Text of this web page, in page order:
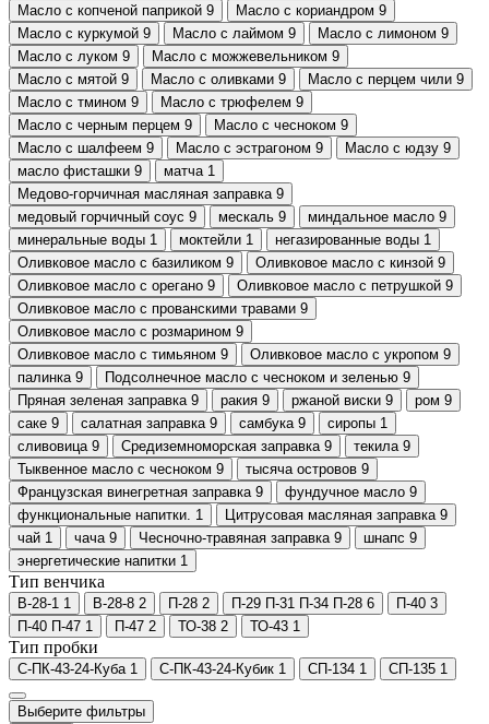
Масло с копченой паприкой 9 Масло с кориандром 9
Масло с куркумой 9 Масло с лаймом 9 Масло с лимоном 9
Масло с луком 9 Масло с можжевельником 9
Масло с мятой 9 Масло с оливками 9 Масло с перцем чили 9
Масло с тмином 9 Масло с трюфелем 9
Масло с черным перцем 9 Масло с чесноком 9
Масло с шалфеем 9 Масло с эстрагоном 9 Масло с юдзу 9
масло фисташки 9 матча 1
Медово-горчичная масляная заправка 9
медовый горчичный соус 9 мескаль 9 миндальное масло 9
минеральные воды 1 моктейли 1 негазированные воды 1
Оливковое масло с базиликом 9 Оливковое масло с кинзой 9
Оливковое масло с орегано 9 Оливковое масло с петрушкой 9
Оливковое масло с прованскими травами 9
Оливковое масло с розмарином 9
Оливковое масло с тимьяном 9 Оливковое масло с укропом 9
палинка 9 Подсолнечное масло с чесноком и зеленью 9
Пряная зеленая заправка 9 ракия 9 ржаной виски 9 ром 9
саке 9 салатная заправка 9 самбука 9 сиропы 1
сливовица 9 Средиземноморская заправка 9 текила 9
Тыквенное масло с чесноком 9 тысяча островов 9
Французская винегретная заправка 9 фундучное масло 9
функциональные напитки. 1 Цитрусовая масляная заправка 9
чай 1 чача 9 Чесночно-травяная заправка 9 шнапс 9
энергетические напитки 1
Тип венчика
В-28-1 1 В-28-8 2 П-28 2 П-29 П-31 П-34 П-28 6 П-40 3
П-40 П-47 1 П-47 2 ТО-38 2 ТО-43 1
Тип пробки
С-ПК-43-24-Куба 1 С-ПК-43-24-Кубик 1 СП-134 1 СП-135 1
Выберите фильтры